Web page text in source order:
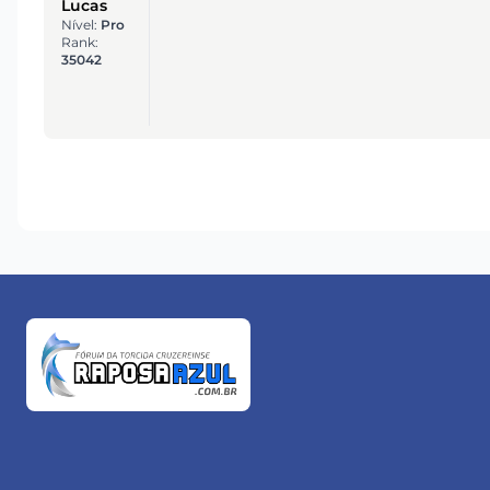
Lucas
Nível: Pro
Rank:
35042